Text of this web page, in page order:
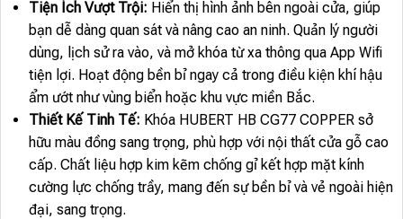
Tiện Ích Vượt Trội: Hiển thị hình ảnh bên ngoài cửa, giúp
bạn dễ dàng quan sát và nâng cao an ninh. Quản lý người
dùng, lịch sử ra vào, và mở khóa từ xa thông qua App Wifi
tiện lợi. Hoạt động bền bỉ ngay cả trong điều kiện khí hậu
ẩm ướt như vùng biển hoặc khu vực miền Bắc.
Thiết Kế Tinh Tế: Khóa HUBERT HB CG77 COPPER sở
hữu màu đồng sang trọng, phù hợp với nội thất cửa gỗ cao
cấp. Chất liệu hợp kim kẽm chống gỉ kết hợp mặt kính
cường lực chống trầy, mang đến sự bền bỉ và vẻ ngoài hiện
đại, sang trọng.